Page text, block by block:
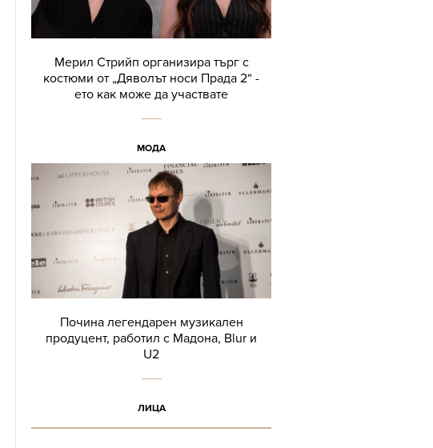
Мерил Стрийп организира търг с
костюми от „Дяволът носи Прада 2“ -
ето как може да участвате
МОДА
Почина легендарен музикален
продуцент, работил с Мадона, Blur и
U2
ЛИЦА